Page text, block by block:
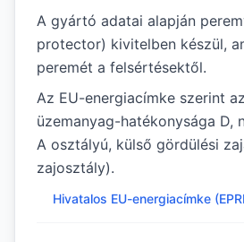
A gyártó adatai alapján
protector) kivitelben készül,
peremét a felsértésektől.
Az EU-energiacímke szerint
üzemanyag-hatékonysága D,
A osztályú, külső gördülési
zajosztály).
Hivatalos EU-energiacímke